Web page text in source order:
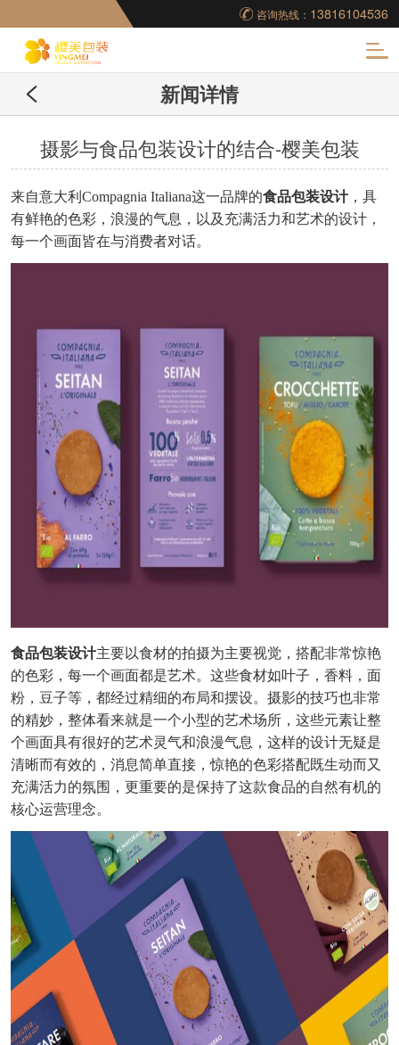
咨询热线： 13816104536
妆品包装盒工厂,高档
包装盒定制,创意包装
盒设计,包装盒制作
新闻详情
摄影与食品包装设计的结合-樱美包装
来自意大利 Compagnia Italiana这一品牌的食品包装设计，具
有鲜艳的色彩，浪漫的气息，以及充满活力和艺术的设计，
每一个画面皆在与消费者对话。
食品包装设计主要以食材的拍摄为主要视觉，搭配非常惊艳
的色彩，每一个画面都是艺术。这些食材如叶子，香料，面
粉，豆子等，都经过精细的布局和摆设。摄影的技巧也非常
的精妙，整体看来就是一个小型的艺术场所，这些元素让整
个画面具有很好的艺术灵气和浪漫气息，这样的设计无疑是
清晰而有效的，消息简单直接，惊艳的色彩搭配既生动而又
充满活力的氛围，更重要的是保持了这款食品的自然有机的
核心运营理念。